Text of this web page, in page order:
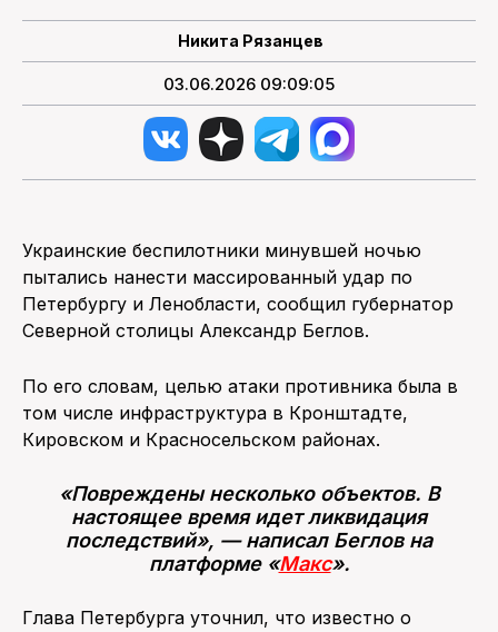
Никита Рязанцев
03.06.2026 09:09:05
Украинские беспилотники минувшей ночью
пытались нанести массированный удар по
Петербургу и Ленобласти, сообщил губернатор
Северной столицы Александр Беглов.
По его словам, целью атаки противника была в
том числе инфраструктура в Кронштадте,
Кировском и Красносельском районах.
«Повреждены несколько объектов. В
настоящее время идет ликвидация
последствий», — написал Беглов на
платформе «Макс».
Глава Петербурга уточнил, что известно о